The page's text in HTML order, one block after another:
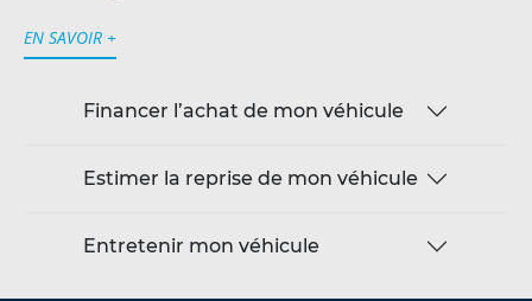
EN SAVOIR +
Financer l’achat de mon véhicule
Estimer la reprise de mon véhicule
Entretenir mon véhicule